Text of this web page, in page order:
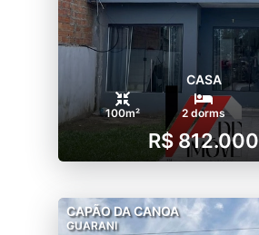
CASA
100m² 2 dorms
R$ 812.000
CAPÃO DA CANOA
GUARANI